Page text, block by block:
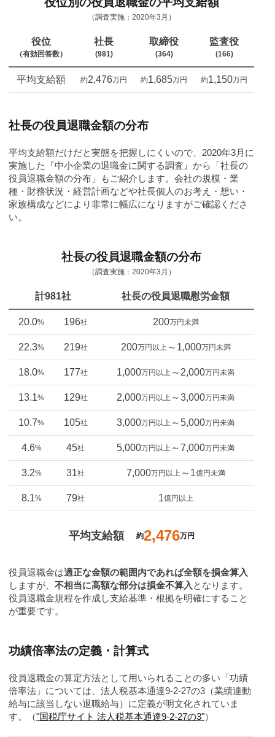
（調査実施：2020年3月）
役位
（有効回答数）
社長
(981)
取締役
(364)
監査役
(166)
平均支給額 約2,476万円 約1,685万円 約1,150万円
社長の役員退職金額の分布
平均支給額だけだと実態を把握しにくいので、2020年3月に
実施した『中小企業の退職金に関する調査』から「社長の
役員退職金額の分布」もご紹介します。会社の規模・業
種・財務状況・経営計画などや社長個人のお考え・想い・
家族構成などにより非常に幅広になりますがご確認くださ
い。
社長の役員退職金額の分布
（調査実施：2020年3月）
計981社 社長の役員退職慰労金額
20.0% 196社 200万円未満
22.3% 219社 200万円以上 ～1,000万円未満
18.0% 177社 1,000万円以上 ～2,000万円未満
13.1% 129社 2,000万円以上 ～3,000万円未満
10.7% 105社 3,000万円以上 ～5,000万円未満
4.6% 45社 5,000万円以上 ～7,000万円未満
3.2% 31社 7,000万円以上 ～1億円未満
8.1% 79社 1億円以上
平均支給額 約2,476万円
役員退職金は適正な金額の範囲内であれば全額を損金算入
しますが、 不相当に高額な部分は損金不算入 となります。
役員退職金規程を作成し支給基準・根拠を明確にすること
が重要です。
功績倍率法の定義・計算式
役員退職金の算定方法として用いられることの多い「功績
倍率法」については、法人税基本通達9-2-27の3（業績連動
給与に該当しない退職給与）に定義が明文化されていま
す。（"国税庁サイト 法人税基本通達9-2-27の3"）